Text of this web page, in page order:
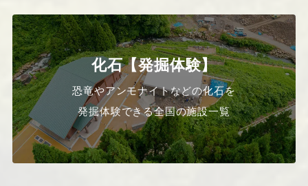
化石【発掘体験】
恐竜やアンモナイトなどの化石を
発掘体験できる全国の施設一覧